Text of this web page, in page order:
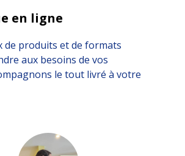
en ligne
de produits et de formats
aux besoins de vos
le tout livré à votre